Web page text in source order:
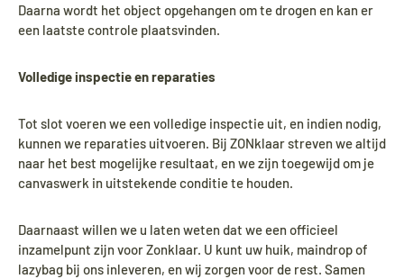
Daarna wordt het object opgehangen om te drogen en kan er
een laatste controle plaatsvinden.
Volledige inspectie en reparaties
Tot slot voeren we een volledige inspectie uit, en indien nodig,
kunnen we reparaties uitvoeren. Bij ZONklaar streven we altijd
naar het best mogelijke resultaat, en we zijn toegewijd om je
canvaswerk in uitstekende conditie te houden.
Daarnaast willen we u laten weten dat we een officieel
inzamelpunt zijn voor Zonklaar. U kunt uw huik, maindrop of
lazybag bij ons inleveren, en wij zorgen voor de rest. Samen